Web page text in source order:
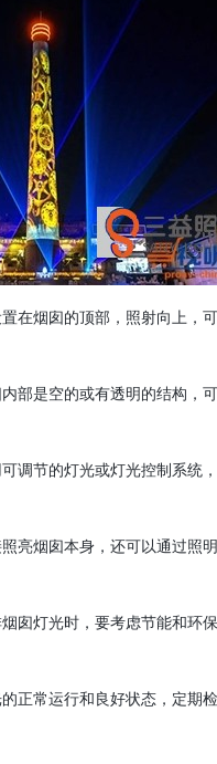
在烟囱的顶部，照射向上
内部是空的或有透明的结构
节的灯光或灯光控制系统
亮烟囱本身，还可以通过
囱灯光时，要考虑节能和环保
正常运行和良好状态，定期